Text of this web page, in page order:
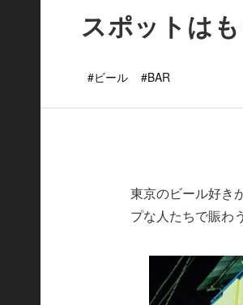
スポットは
#ビール #BAR
東京のビール好き
プな人たちで賑わ